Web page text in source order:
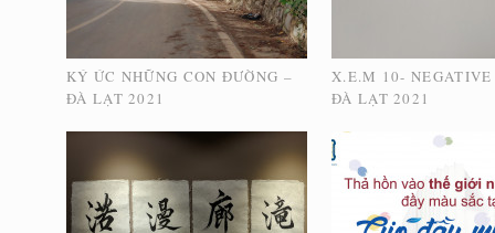
KÝ ỨC NHỮNG CON ĐƯỜNG –
ĐÀ LẠT 2021
X.E.M 10- NEGATIVE
ĐÀ LẠT 2021